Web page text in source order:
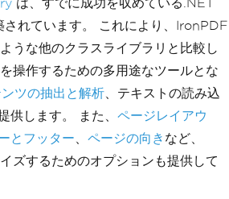
は、すでに成功を収めている.NET
れています。 これにより、IronPDF
うな他のクラスライブラリと比較し
操作するための多用途なツールとな
ツの抽出と解析 、テキストの読み込
供します。 また、 ページレイアウ
とフッター ページの向き など、
ズするためのオプションも提供して